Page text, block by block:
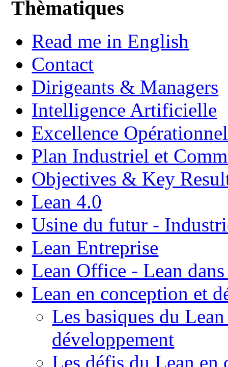
Thèmatiques
Read me in English
Contact
Dirigeants & Managers
Intelligence Artificielle
Excellence
Plan Industriel et
Objectives & Key
Lean 4.0
Usine du futur -
Lean Entreprise
Lean Office - Lean
Lean en conception et
Les basiques du
développement
Les défis du Lean en